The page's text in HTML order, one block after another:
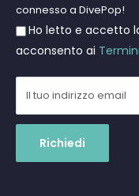
Gift Cards
Resi e Rimborsi
Spedizioni
connesso a DivePop!
Ho letto e accetto
acconsento ai
Il tuo indirizzo email
Richiedi